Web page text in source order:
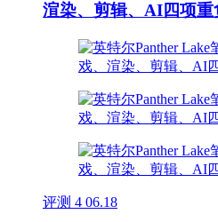
渲染、剪辑、AI四项重
评测 4 06.18